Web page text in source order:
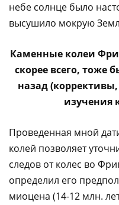
небе солнце было
высушило мокрую
Каменные колеи
скорее всего, тоже
назад
изучения
Проведенная мной
колей позволяет
следов от колес во
определил его
миоцена (14-12 млн.